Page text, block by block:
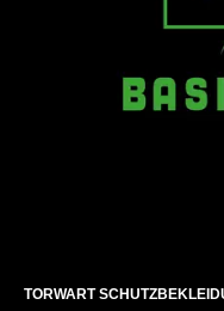
TORWART